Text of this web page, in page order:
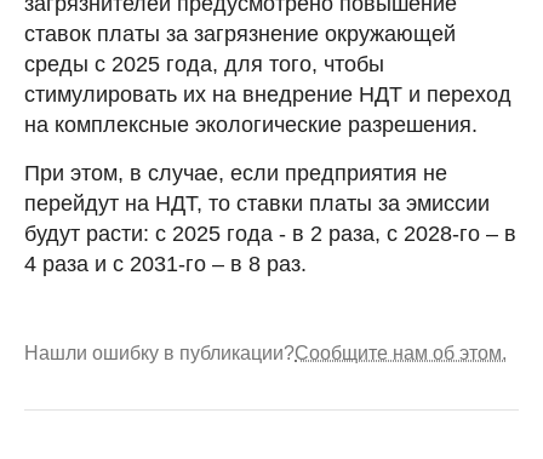
ставок платы за загрязнение окружающей
среды с 2025 года, для того, чтобы
стимулировать их на внедрение НДТ и переход
на комплексные экологические разрешения.
При этом, в случае, если предприятия не
перейдут на НДТ, то ставки платы за эмиссии
будут расти: с 2025 года - в 2 раза, с 2028-го – в
4 раза и с 2031-го – в 8 раз.
Нашли ошибку в публикации?Сообщите нам об этом.